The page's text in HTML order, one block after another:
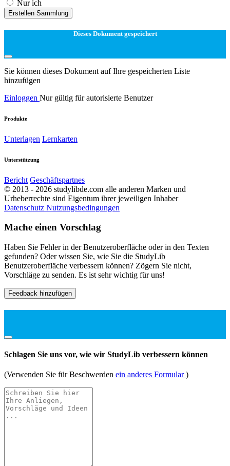
Nur ich
Erstellen Sammlung
Dieses Dokument gespeichert
Sie können dieses Dokument auf Ihre gespeicherten Liste
hinzufügen
Einloggen Nur gültig für autorisierte Benutzer
Produkte
Unterlagen Lernkarten
Unterstützung
Bericht Geschäftspartnes
© 2013 - 2026 studylibde.com alle anderen Marken und
Urheberrechte sind Eigentum ihrer jeweiligen Inhaber
Datenschutz Nutzungsbedingungen
Mache einen Vorschlag
Haben Sie Fehler in der Benutzeroberfläche oder in den Texten
gefunden? Oder wissen Sie, wie Sie die StudyLib
Benutzeroberfläche verbessern können? Zögern Sie nicht,
Vorschläge zu senden. Es ist sehr wichtig für uns!
Feedback hinzufügen
Schlagen Sie uns vor, wie wir StudyLib verbessern können
(Verwenden Sie für Beschwerden ein anderes Formular)